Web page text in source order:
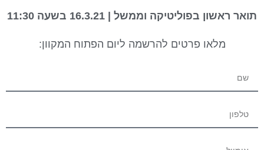
תואר ראשון בפוליטיקה וממשל | 16.3.21 בשעה 11:30
מלאו פרטים להרשמה ליום הפתוח המקוון: